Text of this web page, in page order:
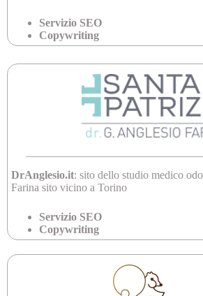
Servizio SEO
Copywriting
DrAnglesio.it: sito dello studio medico
Farina sito vicino a Torino
Servizio SEO
Copywriting